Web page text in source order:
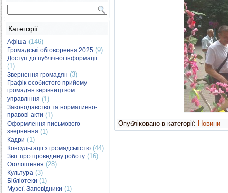
Категорії
Афіша (146)
Громадські обговорення 2025 (9)
Доступ до публічної інформації
(1)
Звернення громадян (3)
Графік особистого прийому
громадян керівництвом
управління (1)
Законодавство та нормативно-
правові акти (1)
Оформлення письмового
звернення (1)
Кадри (1)
Консультації з громадськістю (44)
Звіт про проведену роботу (16)
Оголошення (28)
Культура (3)
Бібліотеки (1)
Музеї. Заповідники (1)
Опубліковано в категорії: Новини